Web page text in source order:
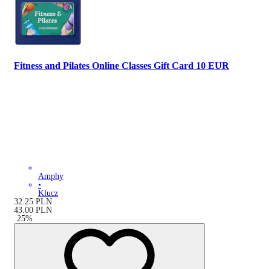
Fitness and Pilates Online Classes Gift Card 10 EUR
Amphy
•
Klucz
32.25 PLN
43.00 PLN
-25%